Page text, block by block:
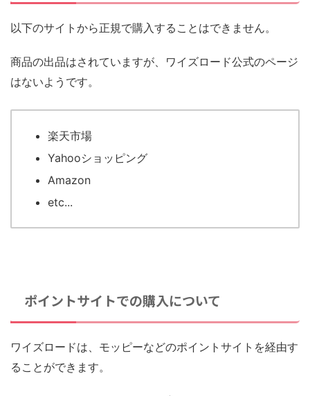
以下のサイトから正規で購入することはできません。
商品の出品はされていますが、ワイズロード公式のページ
はないようです。
楽天市場
Yahooショッピング
Amazon
etc...
ポイントサイトでの購入について
ワイズロードは、モッピーなどのポイントサイトを経由す
ることができます。